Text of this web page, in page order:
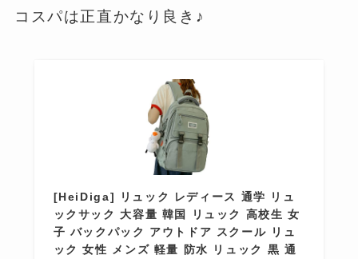
コスパは正直かなり良き♪
[HeiDiga] リュック レディース 通学 リュ
ックサック 大容量 韓国 リュック 高校生 女
子 バックパック アウトドア スクール リュ
ック 女性 メンズ 軽量 防水 リュック 黒 通